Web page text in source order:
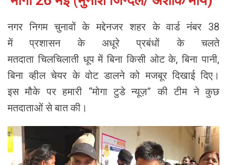
नगर निगम चुनावों के मद्देनजर शहर के वार्ड नंबर 38
में प्रशासन के अधूरे प्रबंधों के चलते
मतदाता चिलचिलाती धूप में बिना किसी ओट के, बिना पानी,
बिना व्हील चेयर के वोट डालने को मजबूर दिखाई दिए।
इस मौके पर हमारी “मोगा टुडे न्यूज़” की टीम ने कुछ
मतदाताओं से बात की।